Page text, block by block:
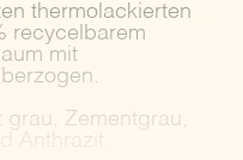
thermolackierten
recycelbarem
mit
grau, Zementgrau,